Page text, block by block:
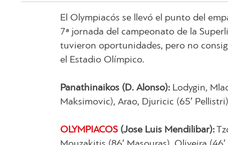
El Olympiacós se llevó el punto del
7ª jornada del campeonato de la
tuvieron oportunidades, pero no
el Estadio Olímpico.
Panathinaikos (D. Alonso): Lodygin,
Maksimovic), Arao, Djuricic (65′
OLYMPIACOS (Jose Luis Mendilibar):